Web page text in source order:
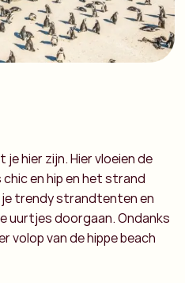
hier zijn. Hier vloeien de
en hip en het strand
je trendy strandtenten en
uurtjes doorgaan. Ondanks
volop van de hippe beach